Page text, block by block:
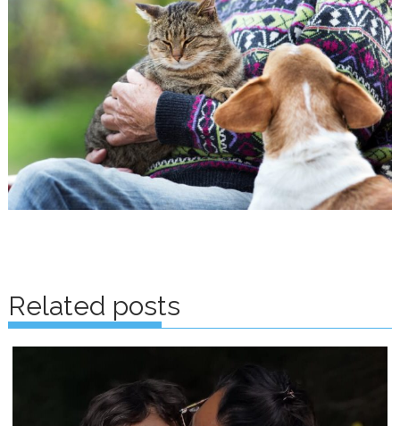
navigation
Related posts